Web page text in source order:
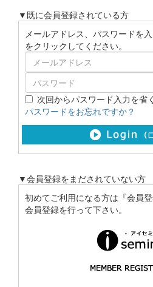
▼既に会員登録されている方
メールアドレス、パスワードを
をクリックしてください。
次回からパスワード入力を省く
パスワードをお忘れですか？
▼会員登録をまだされていない方
初めてご利用になる方は『会員
会員登録を行って下さい。